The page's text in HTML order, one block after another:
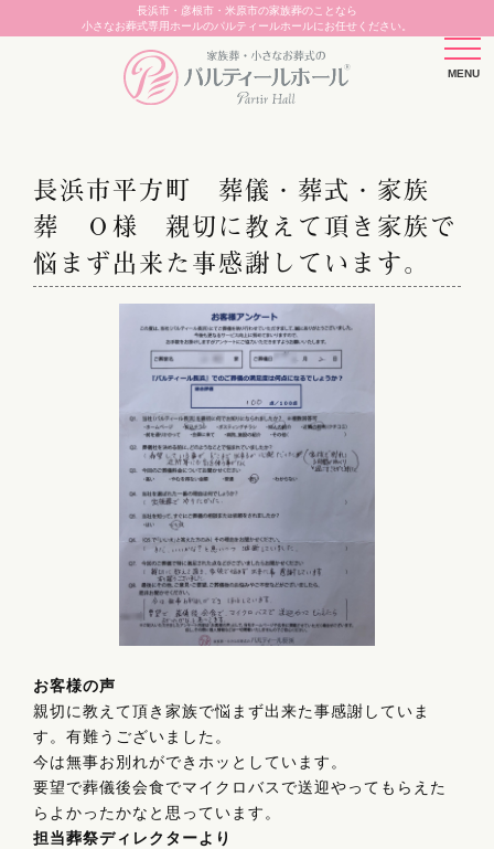
長浜市・彦根市・米原市の家族葬のことなら
小さなお葬式専用ホールのパルティールホールにお任せください。
長浜市平方町 葬儀・葬式・家族
葬 Ｏ様 親切に教えて頂き家族で
悩まず出来た事感謝しています。
お客様の声
親切に教えて頂き家族で悩まず出来た事感謝していま
す。有難うございました。
今は無事お別れができホッとしています。
要望で葬儀後会食でマイクロバスで送迎やってもらえた
らよかったかなと思っています。
担当葬祭ディレクターより